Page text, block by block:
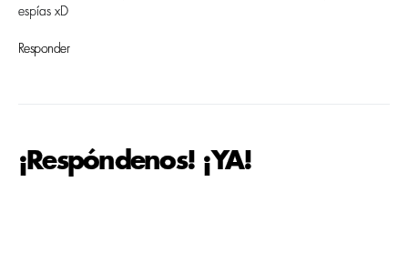
espí­as xD
Responder
¡Respóndenos! ¡YA!